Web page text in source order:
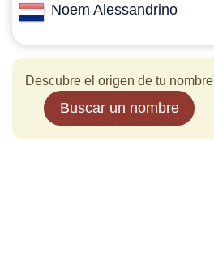
Noem Alessandrino
Descubre el origen de tu nombre
Buscar un nombre